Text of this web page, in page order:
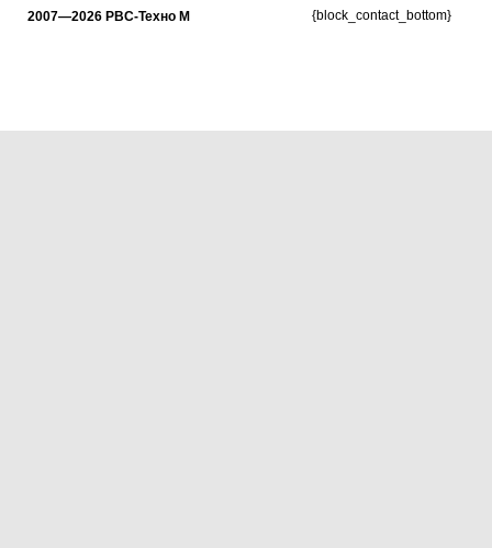
2007—2026 РВС-Техно М {block_contact_bottom}